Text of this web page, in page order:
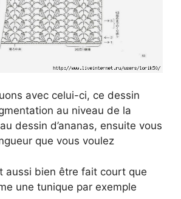
avec celui-ci, ce dessin
au niveau de la
dessin d’ananas, ensuite vous
que vous voulez
aussi bien être fait court que
une tunique par exemple